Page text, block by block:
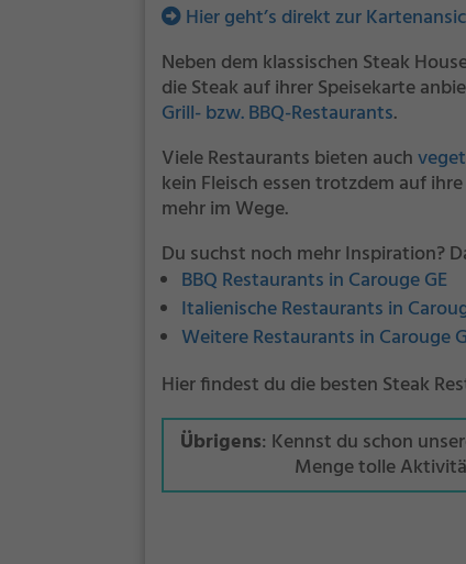
Hier geht’s direkt zur
Neben dem klassischen Steak
die Steak auf ihrer Speisekarte
Grill- bzw. BBQ-Restaurants.
Viele Restaurants bieten auch
kein Fleisch essen trotzdem auf
mehr im Wege.
Du suchst noch mehr Inspiration?
BBQ Restaurants in Carouge GE
Italienische Restaurants in
Weitere Restaurants in Carouge
Hier findest du die besten Steak
Übrigens: Kennst du schon
Menge tolle